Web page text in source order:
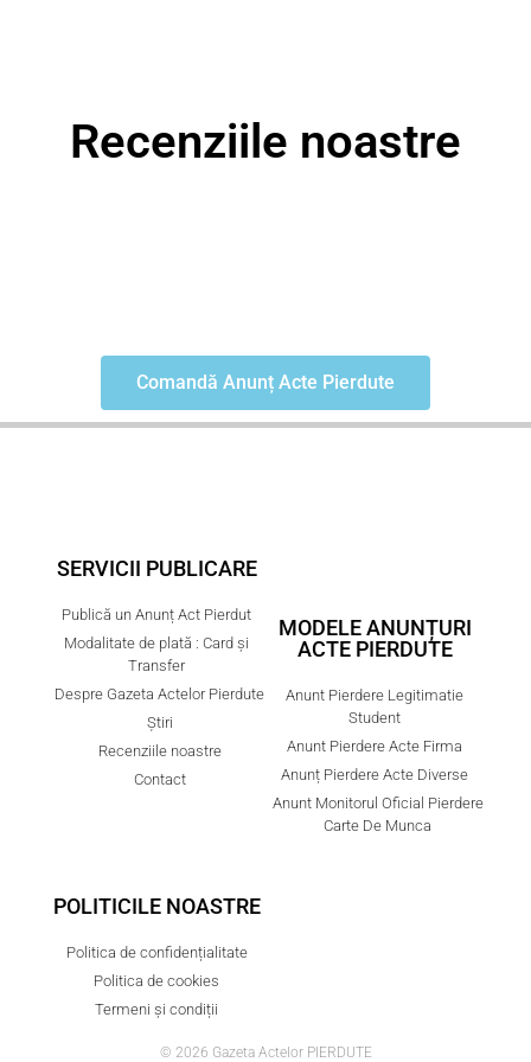
Recenziile noastre
Comandă Anunț Acte Pierdute
SERVICII PUBLICARE
Publică un Anunț Act Pierdut
Modalitate de plată : Card și
Transfer
Despre Gazeta Actelor Pierdute
Știri
Recenziile noastre
Contact
MODELE ANUNȚURI
ACTE PIERDUTE
Anunt Pierdere Legitimatie
Student
Anunt Pierdere Acte Firma
Anunț Pierdere Acte Diverse
Anunt Monitorul Oficial Pierdere
Carte De Munca
POLITICILE NOASTRE
Politica de confidențialitate
Politica de cookies
Termeni și condiții
© 2026 Gazeta Actelor PIERDUTE